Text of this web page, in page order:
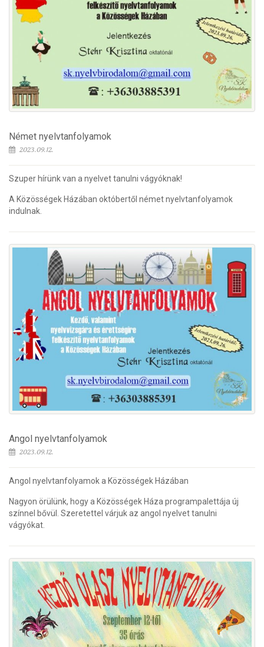
Német nyelvtanfolyamok
2023.09.12.
Szuper hírünk van a nyelvet tanulni vágyóknak!
A Közösségek Házában októbertől német nyelvtanfolyamok
indulnak.
Angol nyelvtanfolyamok
2023.09.12.
Angol nyelvtanfolyamok a Közösségek Házában
Nagyon örülünk, hogy a Közösségek Háza programpalettája új
színnel bővül. Szeretettel várjuk az angol nyelvet tanulni
vágyókat.